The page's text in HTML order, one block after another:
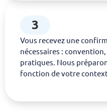
3
Vous recevez une
nécessaires :
pratiques. Nous
fonction de votre